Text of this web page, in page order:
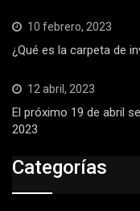
10 febrero, 2023
¿Qué es la carpeta de
12 abril, 2023
El próximo 19 de abril
2023
Categorías